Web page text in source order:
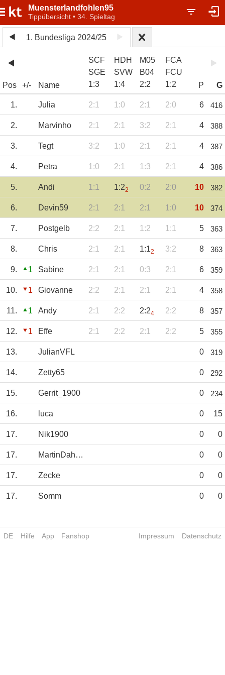
Muensterlandfohlen95
Tippübersicht • 34. Spieltag
1. Bundesliga 2024/25
Pos +/- Name
SCF
SGE
1:3
HDH
SVW
1:4
M05
B04
2:2
FCA
FCU
1:2 P G
1. Julia 2:1 1:0 2:1 2:0 6 416
2. Marvinho 2:1 2:1 3:2 2:1 4 388
3. Tegt 3:2 1:0 2:1 2:1 4 387
4. Petra 1:0 2:1 1:3 2:1 4 386
5. Andi 1:1 1:22 0:2 2:0 10 382
6. Devin59 2:1 2:1 2:1 1:0 10 374
7. Postgelb 2:2 2:1 1:2 1:1 5 363
8. Chris 2:1 2:1 1:12 3:2 8 363
9. 1 Sabine 2:1 2:1 0:3 2:1 6 359
10. 1 Giovanne 2:2 2:1 2:1 2:1 4 358
11. 1 Andy 2:1 2:2 2:24 2:2 8 357
12. 1 Effe 2:1 2:2 2:1 2:2 5 355
13. JulianVFL 0 319
14. Zetty65 0 292
15. Gerrit_1900 0 234
16. luca 0 15
17. Nik1900 0 0
17. MartinDahlin 0 0
17. Zecke 0 0
17. Somm 0 0
DE Hilfe App Fanshop Impressum Datenschutz